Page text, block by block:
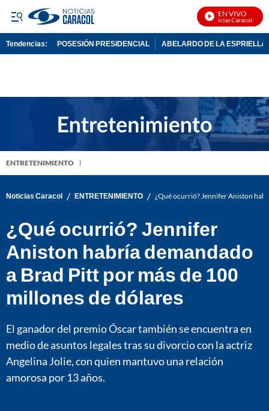
EN VIVO
Noticias Caracol En
Tendencias: POSESIÓN PRESIDENCIAL ABELARDO DE LA ESPRIELLA
ENTRETENIMIENTO
Noticias Caracol / ENTRETENIMIENTO / ¿Qué ocurrió? Jennifer Aniston
¿Qué ocurrió? Jennifer
Aniston habría demandado
a Brad Pitt por más de 100
millones de dólares
El ganador del premio Óscar también se encuentra en
medio de asuntos legales tras su divorcio con la actriz
Angelina Jolie, con quien mantuvo una relación
amorosa por 13 años.